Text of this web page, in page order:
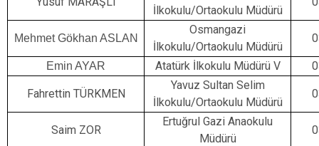
İlkokulu/Ortaokulu Müdürü
Mehmet Gökhan ASLAN
Osmangazi
İlkokulu/Ortaokulu Müdürü
Emin AYAR Atatürk İlkokulu Müdürü V
Fahrettin TÜRKMEN
Yavuz Sultan Selim
İlkokulu/Ortaokulu Müdürü
Saim ZOR
Ertuğrul Gazi Anaokulu
Müdürü